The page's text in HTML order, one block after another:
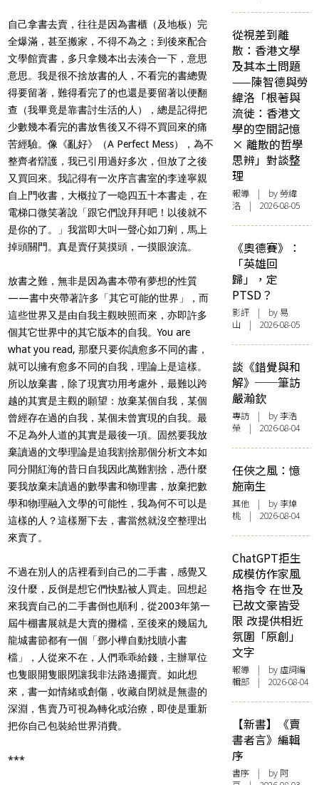
自己拿書去賣，往往是因為書櫃（及地板）完
全爆滿，甚至搬家，不得不為之；到後來配合
文學館賣書，多只拿幾本出去湊合一下，意思
意思。我是很不捨放書的人，不看完的書總覺
得要留著，難得看完了的也還是要留著以便翻
查（我畢竟是靠書討生活的人），總是記得把
少數幾本看完的書放售後又不得不買回來的痛
苦經驗。像《亂好》（A Perfect Mess），為不
整齊者辯護，我已引用過好多次，但放了之後
又買回來。我記得有一次序言書室的李達寧親
自上門收書，大概拉了一喼四五十本書走，在
電梯口微笑著說「跟它們說拜拜吧！以後就不
是你的了。」我當即大叫一聲心如刀剜，馬上
掉頭關門。真是賣仔莫摸頭，一摸眼淚流。
放書之難，無非是因為書本帶有夢想的性質
——書中夾帶著許多「其它可能的世界」，而
這些世界又是由自我主觀映照而來，亦即許多
個其它世界中的其它版本的自我。You are
what you read, 那麼只要你讀愈多不同的書，
就可以擁有愈多不同的自我，理論上是這樣。
所以放棄書，除了現實功用考慮外，最難以跨
越的其實是主觀的願望：放棄某個自我，某個
曾經存在過的自我，某個未曾實現的自我。最
不足為外人道的其實是最後一項。固然要我放
棄讀過的文學理論是迫我割捨那個分析文本如
同分開紅海的昔日自我因此萬難割捨，憑什麼
要我放棄未讀過的數學書和物理書，放棄把數
學和物理融入文學的可能性，我為何不可以是
這樣的人？這樣掰下去，書當然就沒空整理出
來賣了。
不過在別人的店裡看到自己的二手書，感覺又
沒什麼，反倒是想它們快點被人買走。回想起
來我賣自己的二手書倒也順利，從2003年第一
屆牛棚書展就是大賣的攤檔，至後來的幾屆九
龍城書節都有一個「鄧小樺自動找贖小書
檔」，人從來不在，人們乖乖給錢，主辦單位
也隻眼開隻眼閉讓我非法路邊擺賣。如此想
來，書一如情緒或創傷，收藏自閉就是無盡的
深淵，售賣乃可視為轉化或治療，即使是重新
把你自己包裝給世界消費。
***
從視差到離
散：香港文學
及其本土問題
——陳智德與勞
緯洛「根著與
流徙：香港文
學的空間記憶
× 離散的哲學
思辨」對談整
理
報導 | by 勞緯
洛 | 2026-08-05
《奧德賽》：
「英雄回
歸」，定
PTSD？
影評 | by 易
山 | 2026-08-05
談《錯覺與和
解》──筆訪
嚴瀚欽
專訪 | by 李浩
榮 | 2026-08-04
任俠之風：憶
施南生
其他 | by 李焯
桃 | 2026-08-04
ChatGPT拒生
成模仿作家風
格指令 在世及
已故文豪皆受
限 改提供相近
氛圍「原創」
文字
報導 | by 虛詞編
輯部 | 2026-08-04
【新書】《賣
書者言》編輯
序
書序 | by 阿